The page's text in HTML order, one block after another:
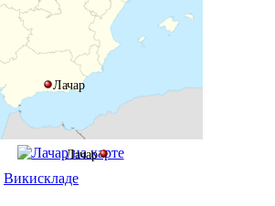
Лачар
Лачар
Викискладе